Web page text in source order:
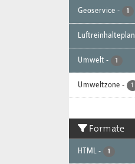
Geoservice - 1
Luftreinhalteplan
Umwelt - 1
Umweltzone - 1
Formate
HTML - 1